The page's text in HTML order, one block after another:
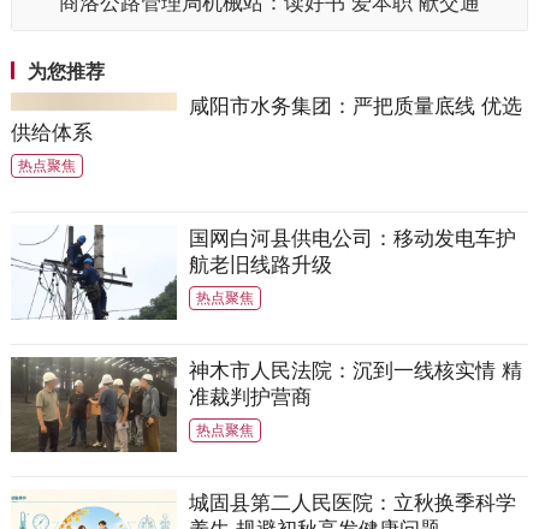
为您推荐
咸阳市水务集团：严把质量底线 优选
供给体系
热点聚焦
国网白河县供电公司：移动发电车护
航老旧线路升级
热点聚焦
神木市人民法院：沉到一线核实情 精
准裁判护营商
热点聚焦
城固县第二人民医院：立秋换季科学